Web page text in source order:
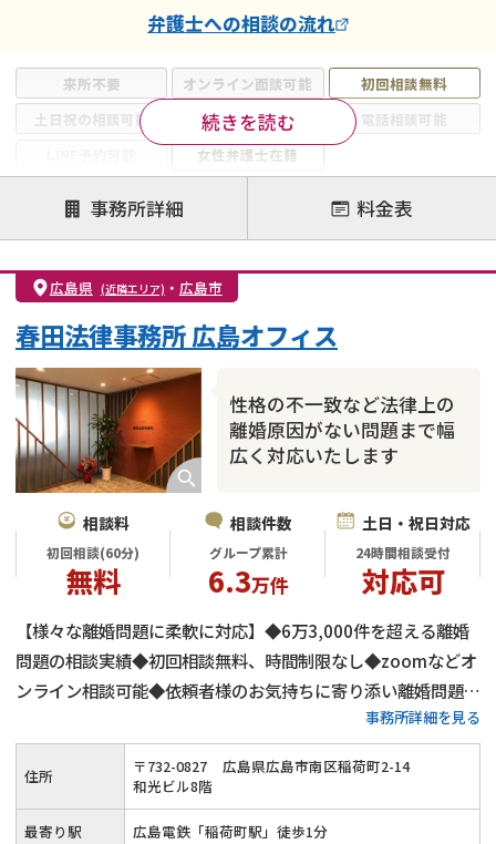
来所不要 オンライン面談可能
初回相談無料
土日祝の相談可能
19時以降電話可能
電話相談可能
女性弁護士在籍
注力案件
離婚前相談
離婚調停
離婚裁判
親権・面会交流権
DV
モラハラ
不貞・不倫慰謝料請求
国際離婚
財産分与
内縁の夫婦
続きを読む
弁護士への相談の流れ
事務所詳細 料金表
広島県 (近隣エリア) ・ 広島市
性格の不一致など法律上の
離婚原因がない問題まで幅
広く対応いたします
春田法律事務所 広島オフィス
相談料
初回相談(60分)
無料
相談件数
グループ累計
6.3万件
土日・祝日対応
24時間相談受付
対応可
【様々な離婚問題に柔軟に対応】◆6万3,000件を超える離婚
問題の相談実績◆初回相談無料、時間制限なし◆zoomなどオ
ンライン相談可能◆依頼者様のお気持ちに寄り添い離婚問題を
迅速に解決◆毎日24時間ご相談受付、忙しい方もいつでもご
相談できる◆広島電鉄「稲荷町駅」から徒歩1分◆離婚問題で
お悩みの方は当事務所へお任せを◎
事務所詳細を見る
住所 〒732-0827
広島県広島市南区稲荷町2-14
和光ビル8階
最寄り駅 広島電鉄「稲荷町駅」徒歩1分